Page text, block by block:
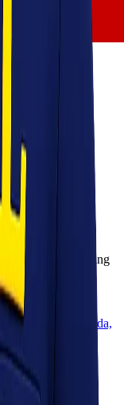
terpercaya yang
dengan cepat,
baru, Benda,